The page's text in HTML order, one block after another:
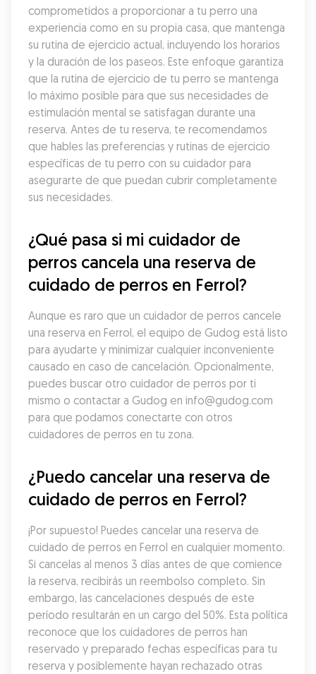
comprometidos a proporcionar a tu perro una
experiencia como en su propia casa, que mantenga
su rutina de ejercicio actual, incluyendo los horarios
y la duración de los paseos. Este enfoque garantiza
que la rutina de ejercicio de tu perro se mantenga
lo máximo posible para que sus necesidades de
estimulación mental se satisfagan durante una
reserva. Antes de tu reserva, te recomendamos
que hables las preferencias y rutinas de ejercicio
específicas de tu perro con su cuidador para
asegurarte de que puedan cubrir completamente
sus necesidades.
¿Qué pasa si mi cuidador de
perros cancela una reserva de
cuidado de perros en Ferrol?
Aunque es raro que un cuidador de perros cancele
una reserva en Ferrol, el equipo de Gudog está listo
para ayudarte y minimizar cualquier inconveniente
causado en caso de cancelación. Opcionalmente,
puedes buscar otro cuidador de perros por ti
mismo o contactar a Gudog en info@gudog.com
para que podamos conectarte con otros
cuidadores de perros en tu zona.
¿Puedo cancelar una reserva de
cuidado de perros en Ferrol?
¡Por supuesto! Puedes cancelar una reserva de
cuidado de perros en Ferrol en cualquier momento.
Si cancelas al menos 3 días antes de que comience
la reserva, recibirás un reembolso completo. Sin
embargo, las cancelaciones después de este
período resultarán en un cargo del 50%. Esta política
reconoce que los cuidadores de perros han
reservado y preparado fechas específicas para tu
reserva y posiblemente hayan rechazado otras